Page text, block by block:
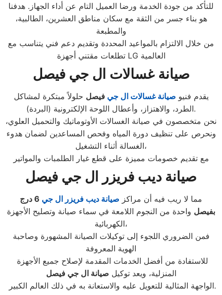
للتأكد من جودة الخدمة ورضا العميل التام عن أداء الجهاز. هدفنا
هو بناء جسر من الثقة مع سكان مناطق العشرين، الطالبية،
والمطبعة
من خلال الالتزام بالمواعيد المحددة وتقديم دعم فني يتناسب مع
تطلعات مقتني أجهزة LG العالمية
صيانة غسالات ال جي فيصل
يقدم فنيو صيانة غسالات ال جي فيصل حلولاً مبتكرة لمشاكل
الطرد، والاهتزاز، وأعطال اللوحة الإلكترونية (البردة).
نحن متخصصون في صيانة الغسالات الأوتوماتيك والتحميل العلوي،
ونحرص على تنظيف دورة المياه وفحص المساعدين لضمان هدوء
الغسالة أثناء التشغيل،
مع تقديم خصومات مميزة على قطع غيار الطلمبات والمواتير
صيانة ديب فريزر ال جي فيصل
مما لا ريب فيه أن مراكز صيانة ديب فريزر ال جي
درج
بفيصل واحدة من النجوم اللامعة في سماء صيانة وتصليح الأجهزة
الكهربائية،
فمن الضروري اللجوء إلى توكيلات الصيانة المشهورة وصاحبة
الهوية المعروفة
المنزلية، ويعد توكيل صيانة ال جي فيصل
الواجهة المثالية للتعويل عليه والاستعانة به في ذلك العالم الكبير.